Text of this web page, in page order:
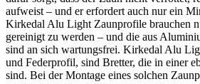
aufweist – und er erfordert auch nur ein
Kirkedal Alu Light Zaunprofile brauchen
gereinigt zu werden – und die aus
sind an sich wartungsfrei. Kirkedal Alu
und Federprofil, sind Bretter, die in einer
sind. Bei der Montage eines solchen